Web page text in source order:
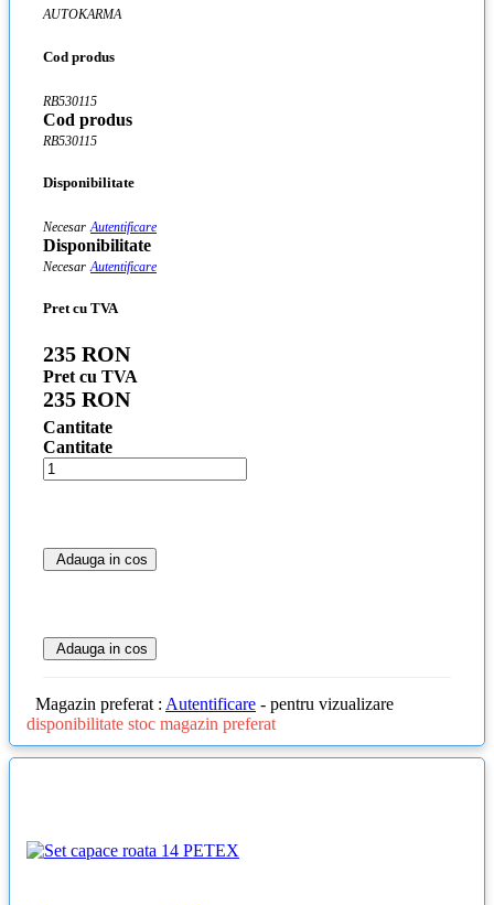
AUTOKARMA
Cod produs
RB530115
Cod produs
RB530115
Disponibilitate
Necesar Autentificare
Disponibilitate
Necesar Autentificare
Pret cu TVA
235 RON
Pret cu TVA
235 RON
Cantitate
Cantitate
Adauga in cos
Adauga in cos
Magazin preferat : Autentificare - pentru vizualizare
disponibilitate stoc magazin preferat